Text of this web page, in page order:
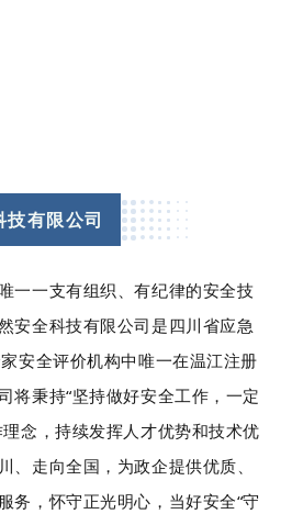
技有限公司
一一支有组织、有纪律的安全技
安全科技有限公司是四川省应急
安全评价机构中唯一在温江注册
将秉持“坚持做好安全工作，一定
念，持续发挥人才优势和技术优
、走向全国，为政企提供优质、
务，怀守正光明心，当好安全“守